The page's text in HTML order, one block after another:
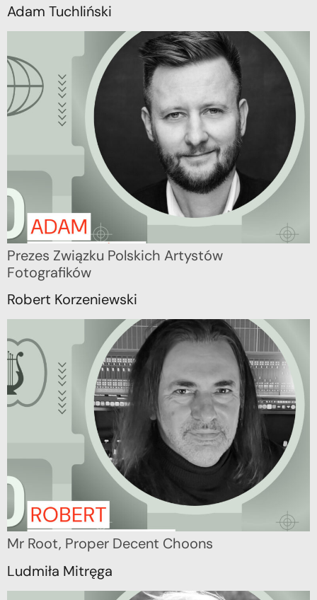
Adam Tuchliński
Prezes Związku Polskich Artystów
Fotografików
Robert Korzeniewski
Mr Root, Proper Decent Choons
Ludmiła Mitręga